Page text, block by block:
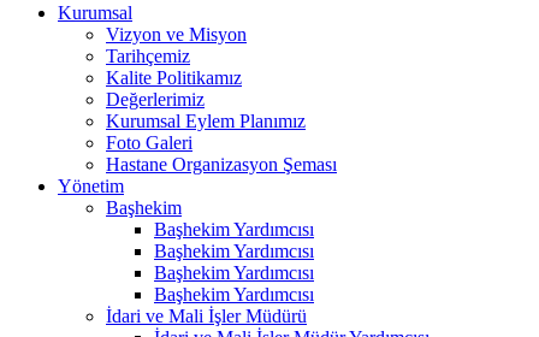
Kurumsal
Vizyon ve Misyon
Tarihçemiz
Kalite Politikamız
Değerlerimiz
Kurumsal Eylem Planımız
Foto Galeri
Hastane Organizasyon Şeması
Yönetim
Başhekim
Başhekim Yardımcısı
Başhekim Yardımcısı
Başhekim Yardımcısı
Başhekim Yardımcısı
İdari ve Mali İşler Müdürü